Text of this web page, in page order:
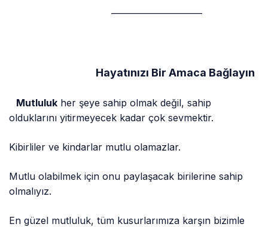
—————————–
Hayatınızı Bir Amaca Bağlayın
Mutluluk her şeye sahip olmak değil, sahip
olduklarını yitirmeyecek kadar çok sevmektir.
Kibirliler ve kindarlar mutlu olamazlar.
Mutlu olabilmek için onu paylaşacak birilerine sahip
olmalıyız.
En güzel mutluluk, tüm kusurlarımıza karşın bizimle